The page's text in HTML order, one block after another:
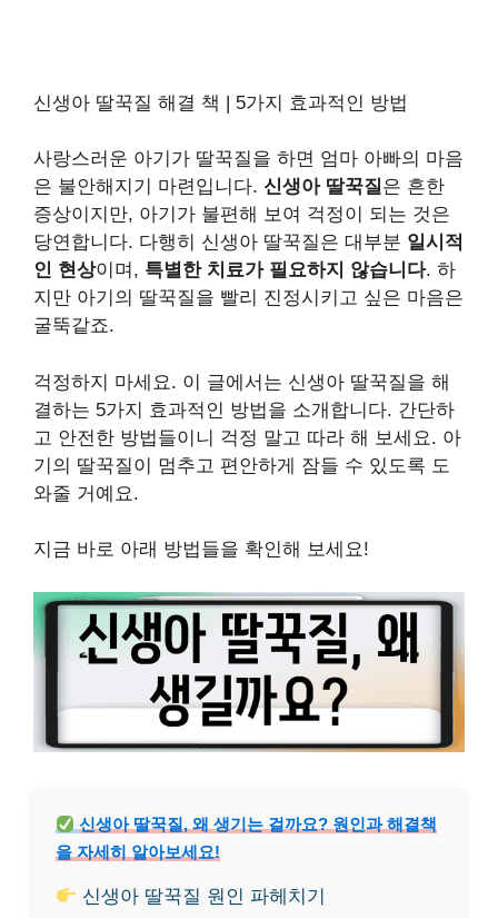
신생아 딸꾹질 해결 책 | 5가지 효과적인 방법
사랑스러운 아기가 딸꾹질을 하면 엄마 아빠의 마음
은 불안해지기 마련입니다. 신생아 딸꾹질은 흔한
증상이지만, 아기가 불편해 보여 걱정이 되는 것은
당연합니다. 다행히 신생아 딸꾹질은 대부분 일시적
인 현상이며, 특별한 치료가 필요하지 않습니다. 하
지만 아기의 딸꾹질을 빨리 진정시키고 싶은 마음은
굴뚝같죠.
걱정하지 마세요. 이 글에서는 신생아 딸꾹질을 해
결하는 5가지 효과적인 방법을 소개합니다. 간단하
고 안전한 방법들이니 걱정 말고 따라 해 보세요. 아
기의 딸꾹질이 멈추고 편안하게 잠들 수 있도록 도
와줄 거예요.
지금 바로 아래 방법들을 확인해 보세요!
신생아 딸꾹질, 왜 생기는 걸까요? 원인과 해결책
을 자세히 알아보세요!
신생아 딸꾹질 원인 파헤치기